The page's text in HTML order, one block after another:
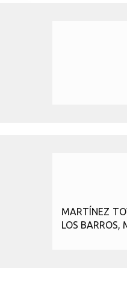
MARTÍNEZ
LOS BARROS,